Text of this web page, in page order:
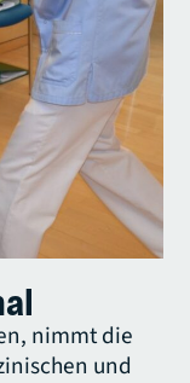
nimmt die
und